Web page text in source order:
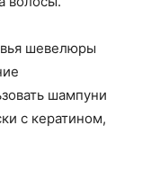
шевелюры
шампуни
с кератином,